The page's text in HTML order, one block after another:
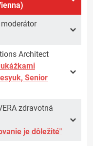
Architect
Senior
zdravotná
je dôležité"